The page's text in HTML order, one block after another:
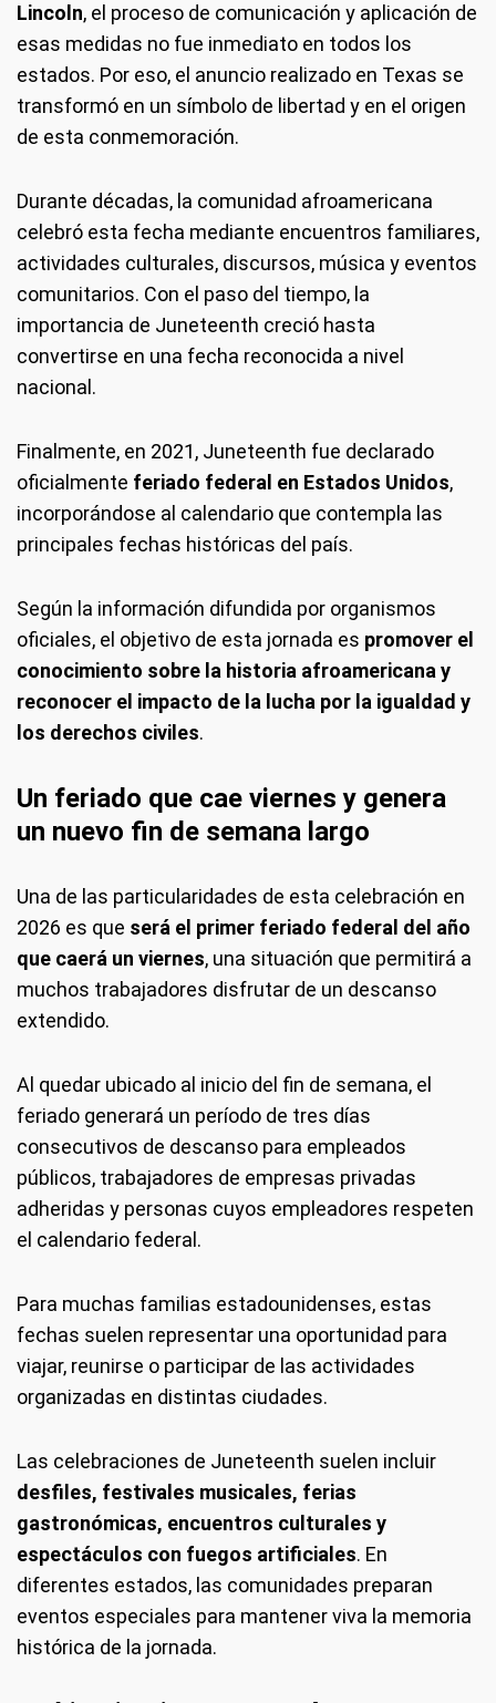
Lincoln, el proceso de comunicación y aplicación de
esas medidas no fue inmediato en todos los
estados. Por eso, el anuncio realizado en Texas se
transformó en un símbolo de libertad y en el origen
de esta conmemoración.
Durante décadas, la comunidad afroamericana
celebró esta fecha mediante encuentros familiares,
actividades culturales, discursos, música y eventos
comunitarios. Con el paso del tiempo, la
importancia de Juneteenth creció hasta
convertirse en una fecha reconocida a nivel
nacional.
Finalmente, en 2021, Juneteenth fue declarado
oficialmente feriado federal en Estados Unidos,
incorporándose al calendario que contempla las
principales fechas históricas del país.
Según la información difundida por organismos
oficiales, el objetivo de esta jornada es promover el
conocimiento sobre la historia afroamericana y
reconocer el impacto de la lucha por la igualdad y
los derechos civiles.
Un feriado que cae viernes y genera
un nuevo fin de semana largo
Una de las particularidades de esta celebración en
2026 es que será el primer feriado federal del año
que caerá un viernes, una situación que permitirá a
muchos trabajadores disfrutar de un descanso
extendido.
Al quedar ubicado al inicio del fin de semana, el
feriado generará un período de tres días
consecutivos de descanso para empleados
públicos, trabajadores de empresas privadas
adheridas y personas cuyos empleadores respeten
el calendario federal.
Para muchas familias estadounidenses, estas
fechas suelen representar una oportunidad para
viajar, reunirse o participar de las actividades
organizadas en distintas ciudades.
Las celebraciones de Juneteenth suelen incluir
desfiles, festivales musicales, ferias
gastronómicas, encuentros culturales y
espectáculos con fuegos artificiales. En
diferentes estados, las comunidades preparan
eventos especiales para mantener viva la memoria
histórica de la jornada.